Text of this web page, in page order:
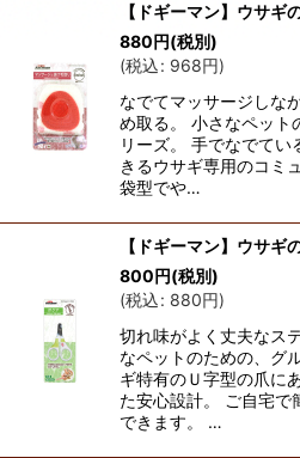
【ドギーマン】ウサギ
880円(税別)
(税込: 968円)
なでてマッサージしな
め取る。 小さなペット
リーズ。 手でなでて
きるウサギ専用のコミ
袋型でや…
【ドギーマン】ウサギ
800円(税別)
(税込: 880円)
切れ味がよく丈夫なス
なペットのための、グ
ギ特有のＵ字型の爪に
た安心設計。 ご自宅で
できます。 …